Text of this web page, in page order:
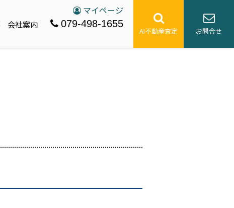
会社案内
マイページ
079-498-1655
AI不動産査定 お問合せ